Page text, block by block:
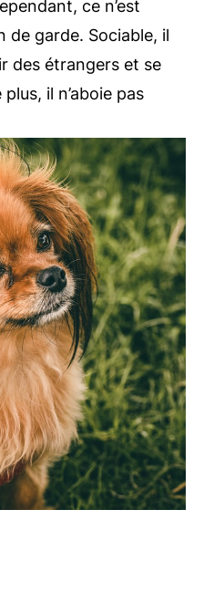
ce n’est
de garde. Sociable, il
des étrangers et se
il n’aboie pas